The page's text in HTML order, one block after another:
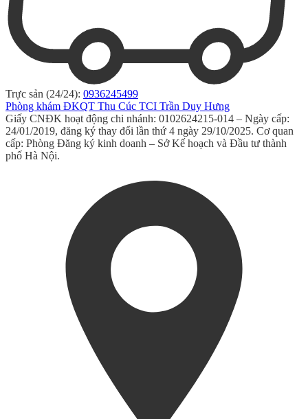
Trực sản (24/24): 0936245499
Phòng khám ĐKQT Thu Cúc TCI Trần Duy Hưng
Giấy CNĐK hoạt động chi nhánh: 0102624215-014 – Ngày cấp:
24/01/2019, đăng ký thay đổi lần thứ 4 ngày 29/10/2025. Cơ quan
cấp: Phòng Đăng ký kinh doanh – Sở Kế hoạch và Đầu tư thành
phố Hà Nội.